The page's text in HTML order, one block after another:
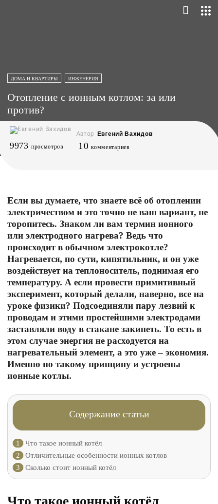
ДОМА И КВАРТИРЫ ИНЖЕНЕРИЯ
Отопление с ионным котлом: за или
против?
Автор Евгений Вахидов
9973 просмотров 10 комментариев
Если вы думаете, что знаете всё об отоплении
электричеством и это точно не ваш вариант, не
торопитесь. Знаком ли вам термин ионного
или электродного нагрева? Ведь что
происходит в обычном электрокотле?
Нагревается, по сути, кипятильник, и он уже
воздействует на теплоноситель, поднимая его
температуру. А если провести примитивный
эксперимент, который делали, наверно, все на
уроке физики? Подсоединяли пару лезвий к
проводам и этими простейшими электродами
заставляли воду в стакане закипеть. То есть в
этом случае энергия не расходуется на
нагревательный элемент, а это уже – экономия.
Именно по такому принципу и устроены
ионные котлы.
Содержание статьи
1
Что такое ионный котёл
2
Отличительные особенности ионных котлов
3
Сколько стоит ионный котёл
Что такое ионный котёл